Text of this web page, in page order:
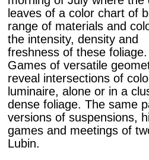
leaves of a color chart of
range of materials and
the intensity, density and
freshness of these foliage.
Games of versatile
reveal intersections of
luminaire, alone or in a
dense foliage. The same
versions of suspensions,
games and meetings of
Lubin.